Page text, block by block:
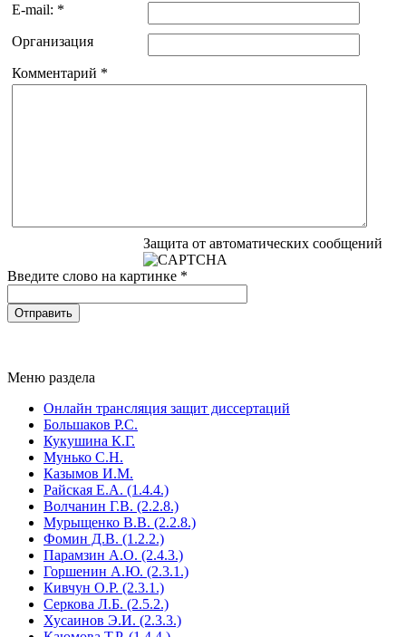
E-mail: *
Организация
Комментарий *
Защита от автоматических сообщений
Введите слово на картинке *
Меню раздела
Онлайн трансляция защит диссертаций
Большаков Р.С.
Кукушина К.Г.
Мунько С.Н.
Казымов И.М.
Райская Е.А. (1.4.4.)
Волчанин Г.В. (2.2.8.)
Мурыщенко В.В. (2.2.8.)
Фомин Д.В. (1.2.2.)
Парамзин А.О. (2.4.3.)
Горшенин А.Ю. (2.3.1.)
Кивчун О.Р. (2.3.1.)
Серкова Л.Б. (2.5.2.)
Хусаинов Э.И. (2.3.3.)